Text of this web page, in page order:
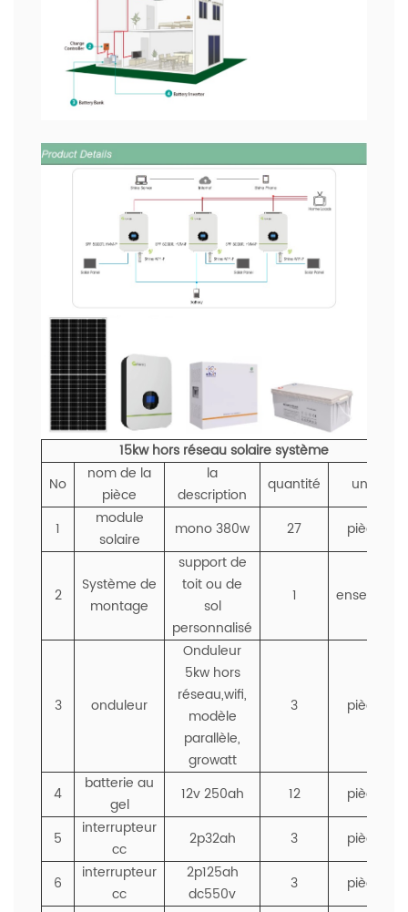
15kw hors réseau solairesystème
No
nom de la
pièce
la
description
quantité unité
1
module
solaire
mono 380w 27 pièces
2
Système de
montage
support de
toit ou de
sol
personnalisé
1 ensemble
3 onduleur
Onduleur
5kw hors
réseau,wifi,
modèle
parallèle,
growatt
3 pièces
4
batterie au
gel
12v 250ah 12 pièces
5
interrupteur
cc
2p32ah 3 pièces
6
interrupteur
cc
2p125ah
dc550v
3
pièces